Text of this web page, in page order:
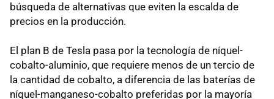
búsqueda de alternativas que eviten la escalda de
precios en la producción.
El plan B de Tesla pasa por la tecnología de níquel-
cobalto-aluminio, que requiere menos de un tercio de
la cantidad de cobalto, a diferencia de las baterías de
níquel-manganeso-cobalto preferidas por la mayoría